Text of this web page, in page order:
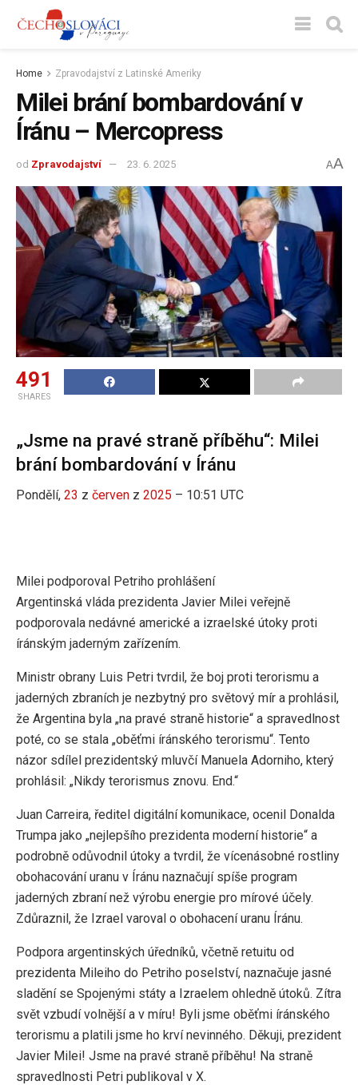
Home Zpravodajství z Latinské Ameriky
Milei brání bombardování v
Íránu – Mercopress
od Zpravodajství 23. 6. 2025 AA
491
SHARES
„Jsme na pravé straně příběhu“: Milei
brání bombardování v Íránu
Pondělí, 23 z červen z 2025 – 10:51 UTC
Milei podporoval Petriho prohlášení
Argentinská vláda prezidenta Javier Milei veřejně
podporovala nedávné americké a izraelské útoky proti
íránským jaderným zařízením.
Ministr obrany Luis Petri tvrdil, že boj proti terorismu a
jaderných zbraních je nezbytný pro světový mír a prohlásil,
že Argentina byla „na pravé straně historie“ a spravedlnost
poté, co se stala „oběťmi íránského terorismu“. Tento
názor sdílel prezidentský mluvčí Manuela Adorniho, který
prohlásil: „Nikdy terorismus znovu. End.“
Juan Carreira, ředitel digitální komunikace, ocenil Donalda
Trumpa jako „nejlepšího prezidenta moderní historie“ a
podrobně odůvodnil útoky a tvrdil, že vícenásobné rostliny
obohacování uranu v Íránu naznačují spíše program
jaderných zbraní než výrobu energie pro mírové účely.
Zdůraznil, že Izrael varoval o obohacení uranu Íránu.
Podpora argentinských úředníků, včetně retuitu od
prezidenta Mileiho do Petriho poselství, naznačuje jasné
sladění se Spojenými státy a Izraelem ohledně útoků. Zítra
svět vzbudí volnější a v míru! Byli jsme oběťmi íránského
terorismu a platili jsme ho krví nevinného. Děkuji, prezident
Javier Milei! Jsme na pravé straně příběhu! Na straně
spravedlnosti Petri publikoval v X.